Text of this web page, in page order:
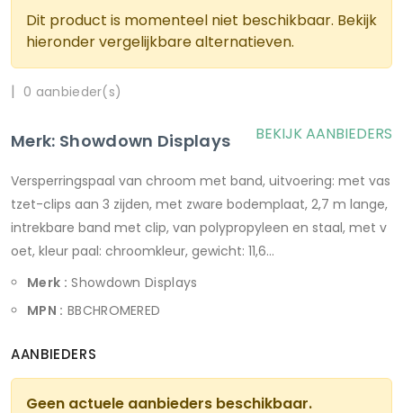
Dit product is momenteel niet beschikbaar. Bekijk
hieronder vergelijkbare alternatieven.
| 0 aanbieder(s)
Merk: Showdown Displays BEKIJK AANBIEDERS
Versperringspaal van chroom met band, uitvoering: met vas
tzet-clips aan 3 zijden, met zware bodemplaat, 2,7 m lange,
intrekbare band met clip, van polypropyleen en staal, met v
oet, kleur paal: chroomkleur, gewicht: 11,6...
Merk : Showdown Displays
MPN : BBCHROMERED
AANBIEDERS
Geen actuele aanbieders beschikbaar.